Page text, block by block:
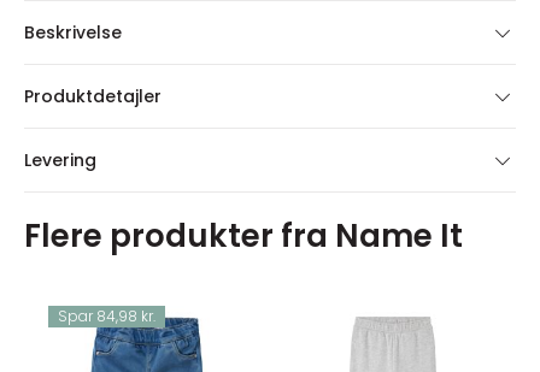
Beskrivelse
Produktdetajler
Levering
Flere produkter fra Name It
Spar 84,98 kr.